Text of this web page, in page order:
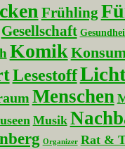
Frühling
Gesellschaft
Komik
Lesestoff
Menschen
Musik
Organizer Rat &